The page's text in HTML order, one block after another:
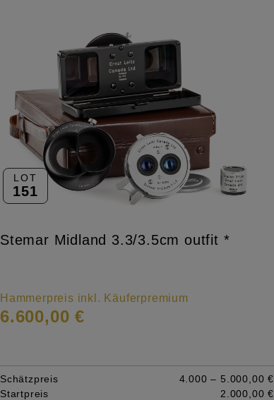
LOT
151
Stemar Midland 3.3/3.5cm outfit *
Hammerpreis inkl. Käuferpremium
6.600,00 €
Schätzpreis
4.000 – 5.000,00 €
Startpreis
2.000,00 €